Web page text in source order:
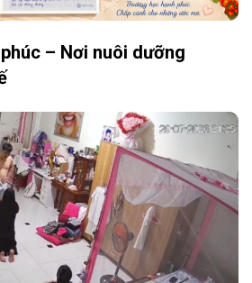
– Nơi nuôi dưỡng